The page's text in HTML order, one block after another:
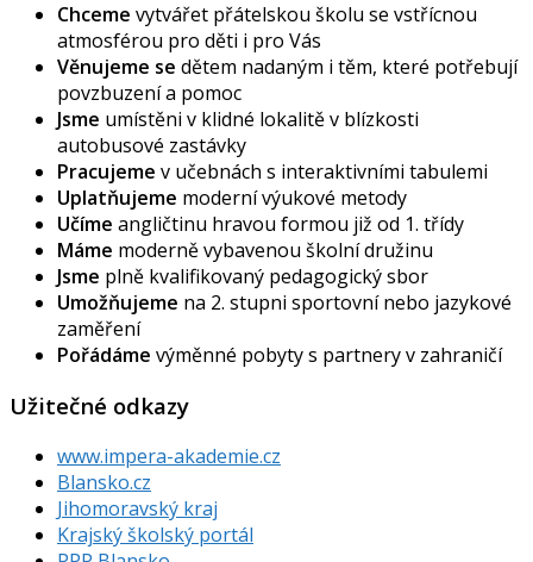
Chceme vytvářet přátelskou školu se vstřícnou
atmosférou pro děti i pro Vás
Věnujeme se dětem nadaným i těm, které potřebují
povzbuzení a pomoc
Jsme umístěni v klidné lokalitě v blízkosti
autobusové zastávky
Pracujeme v učebnách s interaktivními tabulemi
Uplatňujeme moderní výukové metody
Učíme angličtinu hravou formou již od 1. třídy
Máme moderně vybavenou školní družinu
Jsme plně kvalifikovaný pedagogický sbor
Umožňujeme na 2. stupni sportovní nebo jazykové
zaměření
Pořádáme výměnné pobyty s partnery v zahraničí
Užitečné odkazy
www.impera-akademie.cz
Blansko.cz
Jihomoravský kraj
Krajský školský portál